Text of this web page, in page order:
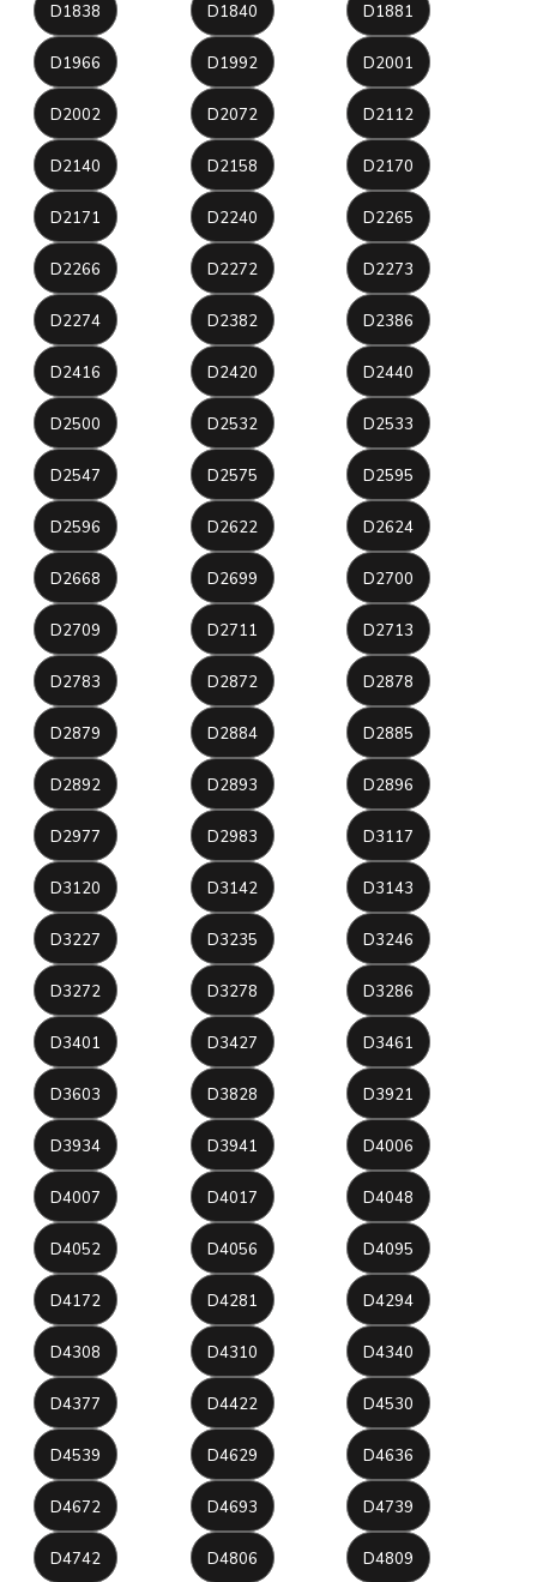
D1838 D1840 D1881
D1966 D1992 D2001
D2002 D2072 D2112
D2140 D2158 D2170
D2171 D2240 D2265
D2266 D2272 D2273
D2274 D2382 D2386
D2416 D2420 D2440
D2500 D2532 D2533
D2547 D2575 D2595
D2596 D2622 D2624
D2668 D2699 D2700
D2709 D2711 D2713
D2783 D2872 D2878
D2879 D2884 D2885
D2892 D2893 D2896
D2977 D2983 D3117
D3120 D3142 D3143
D3227 D3235 D3246
D3272 D3278 D3286
D3401 D3427 D3461
D3603 D3828 D3921
D3934 D3941 D4006
D4007 D4017 D4048
D4052 D4056 D4095
D4172 D4281 D4294
D4308 D4310 D4340
D4377 D4422 D4530
D4539 D4629 D4636
D4672 D4693 D4739
D4742 D4806 D4809